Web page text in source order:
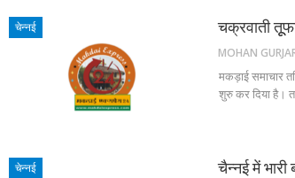
चेन्नई चक्रवाती
MOHAN
मकड़ाई समाचार
शुरु कर दिया है।
चेन्नई चैन्नई में